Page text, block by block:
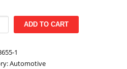
ADD TO CART
1
Automotive